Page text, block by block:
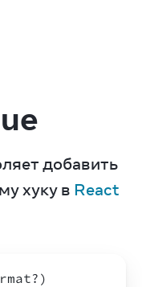
добавить
хуку в React
? )